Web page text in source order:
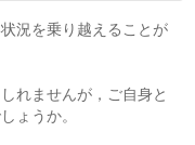
況を乗り越えることが
れませんが，ご自身と
ょうか。